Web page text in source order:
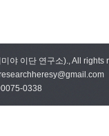
야 이단 연구소)., All rights
0338